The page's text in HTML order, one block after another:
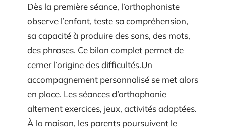
Dès la première séance, l’orthophoniste
observe l’enfant, teste sa compréhension,
sa capacité à produire des sons, des mots,
des phrases. Ce bilan complet permet de
cerner l’origine des difficultés.Un
accompagnement personnalisé se met alors
en place. Les séances d’orthophonie
alternent exercices, jeux, activités adaptées.
À la maison, les parents poursuivent le